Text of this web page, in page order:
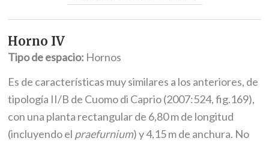
Horno IV
Tipo de espacio: Hornos
Es de características muy similares a los anteriores, de
tipología II/B de Cuomo di Caprio (2007:524, fig.169),
con una planta rectangular de 6,80 m de longitud
(incluyendo el praefurnium) y 4,15 m de anchura. No